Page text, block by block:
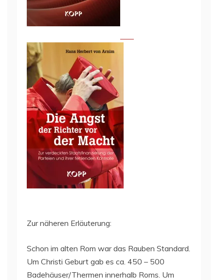
Zur näheren Erläuterung:
Schon im alten Rom war das Rauben Standard.
Um Christi Geburt gab es ca. 450 – 500
Badehäuser/Thermen innerhalb Roms. Um